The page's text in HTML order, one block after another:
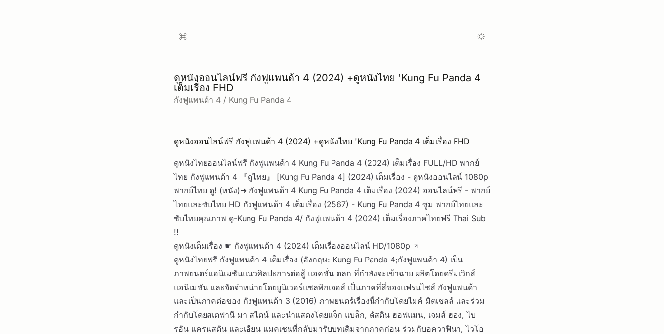
ดูหนังออนไลน์ฟรี กังฟูแพนด้า 4 (2024) +ดูหนังไทย 'Kung Fu Panda 4
เต็มเรื่อง FHD
กังฟูแพนด้า 4 / Kung Fu Panda 4
ดูหนังออนไลน์ฟรี กังฟูแพนด้า 4 (2024) +ดูหนังไทย 'Kung Fu Panda 4 เต็มเรื่อง FHD
ดูหนังไทยออนไลน์ฟรี กังฟูแพนด้า 4 Kung Fu Panda 4 (2024) เต็มเรื่อง FULL/HD พากย์
ไทย กังฟูแพนด้า 4 『ดูไทย』 [Kung Fu Panda 4] (2024) เต็มเรื่อง - ดูหนังออนไลน์ 1080p
พากย์ไทย ดู! (หนัง)➜ กังฟูแพนด้า 4 Kung Fu Panda 4 เต็มเรื่อง (2024) ออนไลน์ฟรี - พากย์
ไทยและซับไทย HD กังฟูแพนด้า 4 เต็มเรื่อง (2567) - Kung Fu Panda 4 ซูม พากย์ไทยและ
ซับไทยคุณภาพ ดู-Kung Fu Panda 4/ กังฟูแพนด้า 4 (2024) เต็มเรื่องภาคไทยฟรี Thai Sub
!!
ดูหนังเต็มเรื่อง ☛ กังฟูแพนด้า 4 (2024) เต็มเรื่องออนไลน์ HD/1080p
ดูหนังไทยฟรี กังฟูแพนด้า 4 เต็มเรื่อง (อังกฤษ: Kung Fu Panda 4;กังฟูแพนด้า 4) เป็น
ภาพยนตร์แอนิเมชันแนวศิลปะการต่อสู้ แอคชั่น ตลก ที่กำลังจะเข้าฉาย ผลิตโดยดรีมเวิกส์
แอนิเมชัน และจัดจำหน่ายโดยยูนิเวอร์แซลพิกเจอส์ เป็นภาคที่สี่ของแฟรนไชส์ กังฟูแพนด้า
และเป็นภาคต่อของ กังฟูแพนด้า 3 (2016) ภาพยนตร์เรื่องนี้กำกับโดยไมค์ มิตเชลล์ และร่วม
กำกับโดยสเตฟานี มา สไตน์ และนำแสดงโดยแจ็ก แบล็ก, ดัสติน ฮอฟแมน, เจมส์ ฮอง, ไบ
รอัน แครนสตัน และเอียน แมคเชนที่กลับมารับบทเดิมจากภาคก่อน ร่วมกับอควาฟินา, ไวโอ